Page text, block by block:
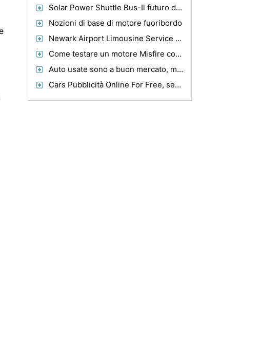
Solar Power Shuttle Bus-Il futuro di Charter Bus
Nozioni di base di motore fuoribordo
Newark Airport Limousine Service - Facilitare lo stress del viaggio
Come testare un motore Misfire con un flacone spray dacqua
Auto usate sono a buon mercato, ma prezioso
Cars Pubblicità Online For Free, segno precoce offerte